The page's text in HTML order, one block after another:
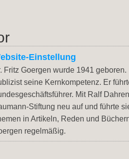
Einstellung
Fritz Goergen wurde 1941
seine Kernkompetenz. Er
Mit Ralf
Stiftung neu auf und führte
in Artikeln, Reden und
regelmäßig.